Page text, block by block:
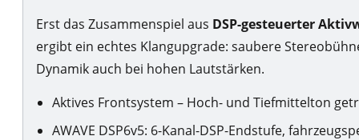
Erst das Zusammenspiel aus DSP-gesteuerter
ergibt ein echtes Klangupgrade: saubere
Dynamik auch bei hohen Lautstärken.
Aktives Frontsystem – Hoch- und Tiefmittelton
AWAVE DSP6v5: 6-Kanal-DSP-Endstufe,